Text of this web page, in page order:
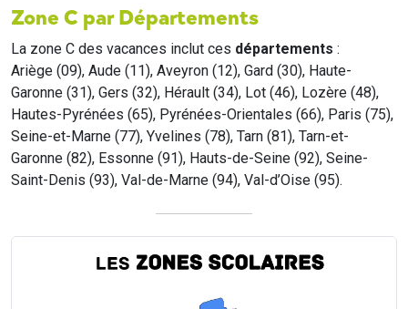
Zone C par Départements
La zone C des vacances inclut ces départements :
Ariège (09), Aude (11), Aveyron (12), Gard (30), Haute-
Garonne (31), Gers (32), Hérault (34), Lot (46), Lozère (48),
Hautes-Pyrénées (65), Pyrénées-Orientales (66), Paris (75),
Seine-et-Marne (77), Yvelines (78), Tarn (81), Tarn-et-
Garonne (82), Essonne (91), Hauts-de-Seine (92), Seine-
Saint-Denis (93), Val-de-Marne (94), Val-d’Oise (95).